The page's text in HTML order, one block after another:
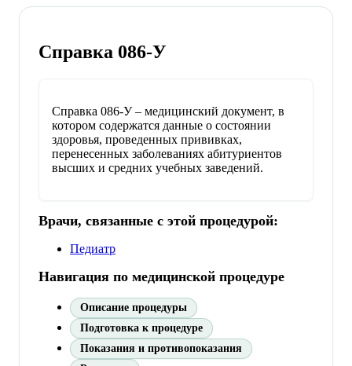
Справка 086-У
Справка 086-У – медицинский документ, в
котором содержатся данные о состоянии
здоровья, проведенных прививках,
перенесенных заболеваниях абитуриентов
высших и средних учебных заведений.
Врачи, связанные с этой процедурой:
Педиатр
Навигация по медицинской процедуре
Описание процедуры
Подготовка к процедуре
Показания и противопоказания